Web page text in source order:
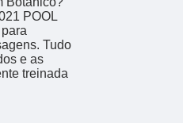
POOL
Tudo
e as
treinada